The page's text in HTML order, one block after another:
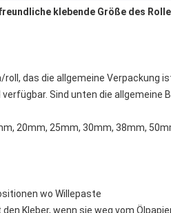
klebende Größe des
roll, das die allgemeine Verpackung
verfügbar. Sind unten die allgemeine
20mm, 25mm, 30mm, 38mm,
wo Willepaste
den Kleber, wenn sie weg vom